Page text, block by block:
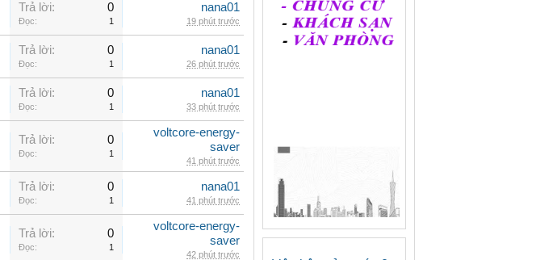
Trả lời: 0
Đọc: 1
nana01
19 phút trước
Trả lời: 0
Đọc: 1
nana01
26 phút trước
Trả lời: 0
Đọc: 1
nana01
33 phút trước
Trả lời: 0
Đọc: 1
voltcore-energy-
saver
41 phút trước
Trả lời: 0
Đọc: 1
nana01
41 phút trước
Trả lời: 0
Đọc: 1
voltcore-energy-
saver
42 phút trước